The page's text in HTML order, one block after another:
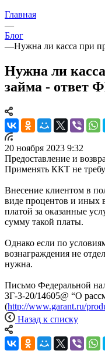
Главная
—
Блог
—Нужна ли касса при
Нужна ли
займа - ответ
20 ноября 2023 9:32
Предоставление и
Применять ККТ не
Внесение клиентом в
виде процентов и иных
платой за оказанные
сумму такой платы.
Однако если по
вознаграждения не
нужна.
Письмо Федеральной
ЗГ-3-20/14605@ “О
(http://www.garant.ru/
Назад к списку